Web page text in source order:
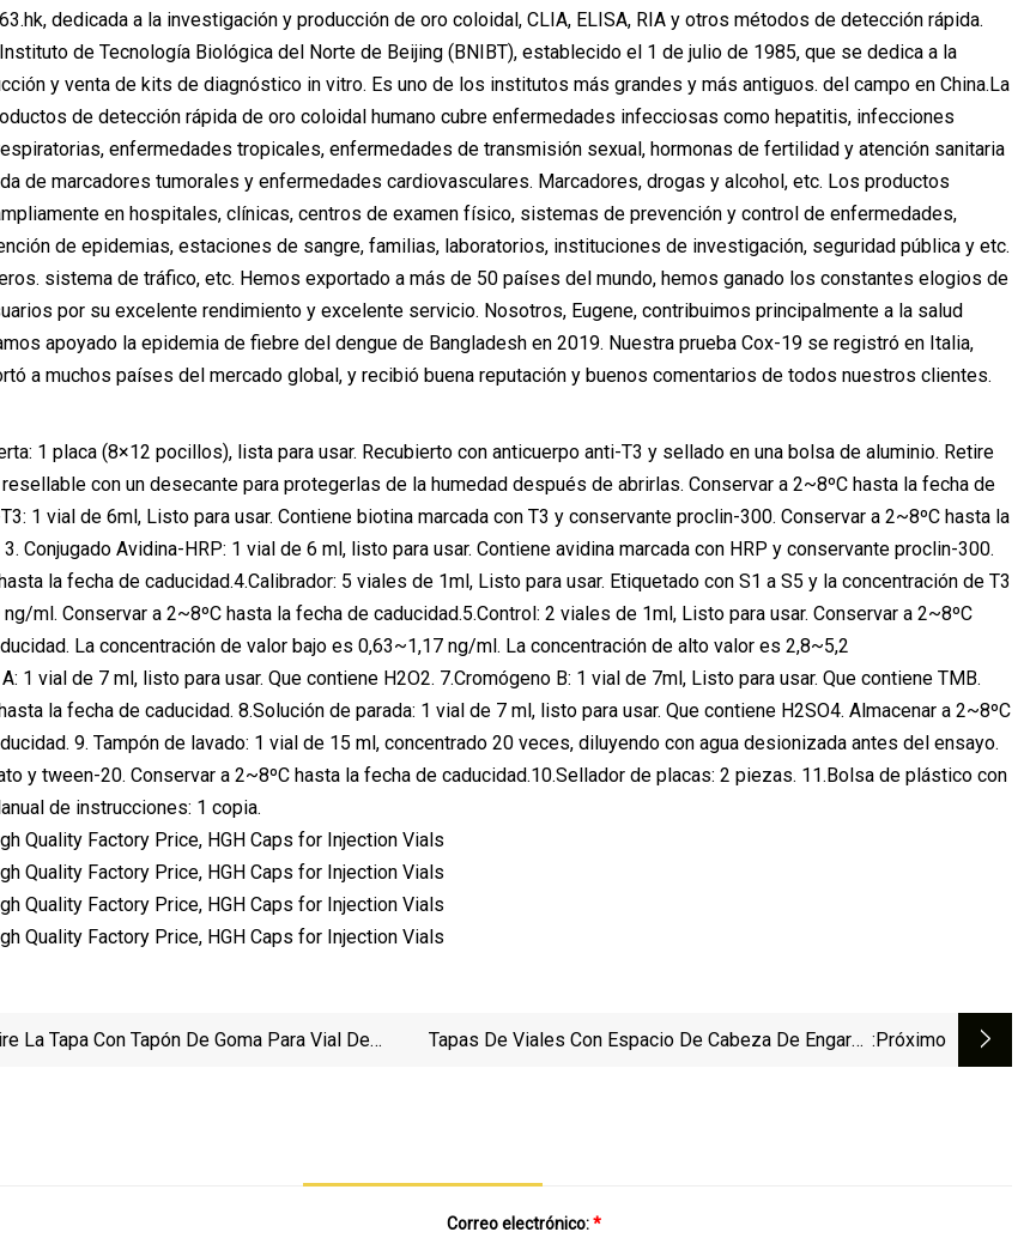
dedicada a la investigación y producción de oro coloidal, CLIA, ELISA, RIA y otros métodos de detección rápida.
de Tecnología Biológica del Norte de Beijing (BNIBT), establecido el 1 de julio de 1985, que se dedica a la
y venta de kits de diagnóstico in vitro. Es uno de los institutos más grandes y más antiguos. del campo en China.La
de detección rápida de oro coloidal humano cubre enfermedades infecciosas como hepatitis, infecciones
enfermedades tropicales, enfermedades de transmisión sexual, hormonas de fertilidad y atención sanitaria
de marcadores tumorales y enfermedades cardiovasculares. Marcadores, drogas y alcohol, etc. Los productos
en hospitales, clínicas, centros de examen físico, sistemas de prevención y control de enfermedades,
de epidemias, estaciones de sangre, familias, laboratorios, instituciones de investigación, seguridad pública y etc.
sistema de tráfico, etc. Hemos exportado a más de 50 países del mundo, hemos ganado los constantes elogios de
por su excelente rendimiento y excelente servicio. Nosotros, Eugene, contribuimos principalmente a la salud
apoyado la epidemia de fiebre del dengue de Bangladesh en 2019. Nuestra prueba Cox-19 se registró en Italia,
a muchos países del mercado global, y recibió buena reputación y buenos comentarios de todos nuestros clientes.
1 placa (8×12 pocillos), lista para usar. Recubierto con anticuerpo anti-T3 y sellado en una bolsa de aluminio. Retire
con un desecante para protegerlas de la humedad después de abrirlas. Conservar a 2~8ºC hasta la fecha de
1 vial de 6ml, Listo para usar. Contiene biotina marcada con T3 y conservante proclin-300. Conservar a 2~8ºC hasta la
Conjugado Avidina-HRP: 1 vial de 6 ml, listo para usar. Contiene avidina marcada con HRP y conservante proclin-300.
la fecha de caducidad.4.Calibrador: 5 viales de 1ml, Listo para usar. Etiquetado con S1 a S5 y la concentración de T3
ng/ml. Conservar a 2~8ºC hasta la fecha de caducidad.5.Control: 2 viales de 1ml, Listo para usar. Conservar a 2~8ºC
La concentración de valor bajo es 0,63~1,17 ng/ml. La concentración de alto valor es 2,8~5,2
1 vial de 7 ml, listo para usar. Que contiene H2O2. 7.Cromógeno B: 1 vial de 7ml, Listo para usar. Que contiene TMB.
la fecha de caducidad. 8.Solución de parada: 1 vial de 7 ml, listo para usar. Que contiene H2SO4. Almacenar a 2~8ºC
9. Tampón de lavado: 1 vial de 15 ml, concentrado 20 veces, diluyendo con agua desionizada antes del ensayo.
y tween-20. Conservar a 2~8ºC hasta la fecha de caducidad.10.Sellador de placas: 2 piezas. 11.Bolsa de plástico con
de instrucciones: 1 copia.
La Tapa Con Tapón De Goma Para Vial De
Tapas De Viales Con Espacio De Cabeza De Engarce :próximo
Correo electrónico:*